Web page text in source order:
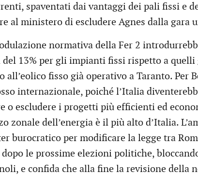
spaventati dai vantaggi dei pali fissi e
al ministero di escludere Agnes dalla gara
normativa della Fer 2
13% per gli impianti fissi rispetto a quelli
all’eolico fisso già operativo a Taranto. Per
internazionale, poiché l’Italia
o escludere i progetti più efficienti ed
zonale dell’energia è il più alto d’Italia.
burocratico per modificare la legge tra
le prossime elezioni politiche,
e confida che alla fine la revisione della